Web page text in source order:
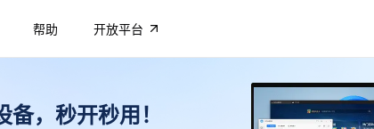
帮助 开放平台
，秒开秒用！